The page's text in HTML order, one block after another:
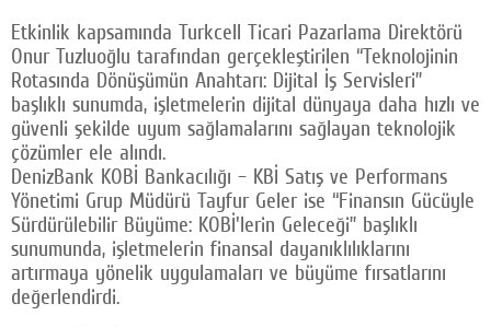
Etkinlik kapsamında Turkcell Ticari Pazarlama Direktörü
Onur Tuzluoğlu tarafından gerçekleştirilen “Teknolojinin
Rotasında Dönüşümün Anahtarı: Dijital İş Servisleri”
başlıklı sunumda, işletmelerin dijital dünyaya daha hızlı ve
güvenli şekilde uyum sağlamalarını sağlayan teknolojik
çözümler ele alındı.
DenizBank KOBİ Bankacılığı – KBİ Satış ve Performans
Yönetimi Grup Müdürü Tayfur Geler ise “Finansın Gücüyle
Sürdürülebilir Büyüme: KOBİ'lerin Geleceği” başlıklı
sunumunda, işletmelerin finansal dayanıklılıklarını
artırmaya yönelik uygulamaları ve büyüme fırsatlarını
değerlendirdi.